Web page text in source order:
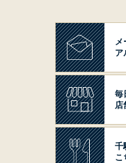
メ
ア
毎
店
千
こ